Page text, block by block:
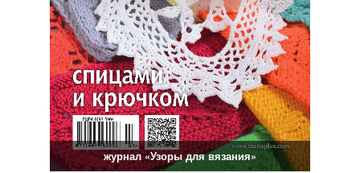
журнал «Узоры для вязания»